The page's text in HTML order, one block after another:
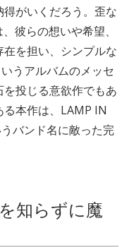
がいくだろう。歪な
彼らの想いや希望、
を担い、シンプルな
うアルバムのメッセ
投じる意欲作でもあ
る本作は、LAMP IN
バンド名に敵った完
知らずに魔